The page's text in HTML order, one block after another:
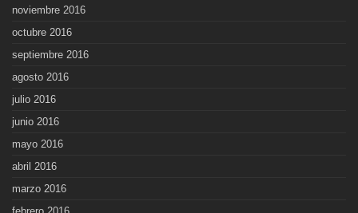
noviembre 2016
octubre 2016
septiembre 2016
agosto 2016
julio 2016
junio 2016
mayo 2016
abril 2016
marzo 2016